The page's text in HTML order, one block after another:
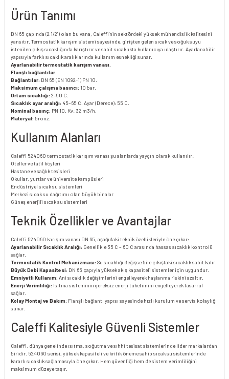
Ürün Tanımı
DN 65 çapında (2 1/2") olan bu vana, Caleffi’nin sektördeki yüksek mühendislik kalitesini
yansıtır. Termostatik karışım sistemi sayesinde, girişten gelen sıcak ve soğuk suyu
istenilen çıkış sıcaklığında karıştırır ve sabit sıcaklıkta kullanıcıya ulaştırır. Ayarlanabilir
yapısıyla farklı sıcaklık aralıklarında kullanım esnekliği sunar.
Ayarlanabilir termostatik karışım vanası.
Flanşlı bağlantılar.
Bağlantılar: DN 65 (EN 1092-1) PN 10.
Maksimum çalışma basıncı: 10 bar.
Ortam sıcaklığı: 2–90 C.
Sıcaklık ayar aralığı: 45–65 C. Ayar (Derece): 55 C.
Nominal basınç: PN 10. Kv: 32 m3/h.
Materyal: bronz.
Kullanım Alanları
Caleffi 524060 termostatik karışım vanası şu alanlarda yaygın olarak kullanılır:
Oteller ve tatil köyleri
Hastane ve sağlık tesisleri
Okullar, yurtlar ve üniversite kampüsleri
Endüstriyel sıcak su sistemleri
Merkezi sıcak su dağıtımı olan büyük binalar
Güneş enerjili sıcak su sistemleri
Teknik Özellikler ve Avantajlar
Caleffi 524060 karışım vanası DN 65, aşağıdaki teknik özellikleriyle öne çıkar:
Ayarlanabilir Sıcaklık Aralığı: Genellikle 35 C – 60 C arasında hassas sıcaklık kontrolü
sağlar.
Termostatik Kontrol Mekanizması: Su sıcaklığı değişse bile çıkıştaki sıcaklık sabit kalır.
Büyük Debi Kapasitesi: DN 65 çapıyla yüksek akış kapasiteli sistemler için uygundur.
Emniyetli Kullanım: Ani sıcaklık değişimlerini engelleyerek haşlanma riskini azaltır.
Enerji Verimliliği: Isıtma sisteminin gereksiz enerji tüketimini engelleyerek tasarruf
sağlar.
Kolay Montaj ve Bakım: Flanşlı bağlantı yapısı sayesinde hızlı kurulum ve servis kolaylığı
sunar.
Caleffi Kalitesiyle Güvenli Sistemler
Caleffi, dünya genelinde ısıtma, soğutma ve sıhhi tesisat sistemlerinde lider markalardan
biridir. 524060 serisi, yüksek kapasiteli ve kritik öneme sahip sıcak su sistemlerinde
kararlı sıcaklık sağlamasıyla öne çıkar. Hem güvenliği hem de sistem verimliliğini
maksimum düzeye taşır.